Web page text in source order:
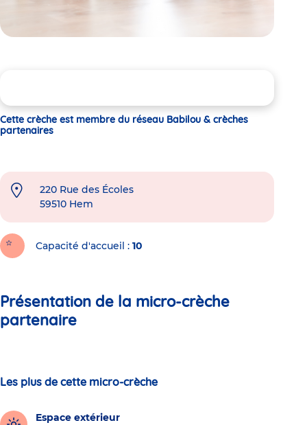
Cette crèche est membre du réseau Babilou & crèches
partenaires
220 Rue des Écoles
59510 Hem
Capacité d'accueil 10
Présentation de la micro-crèche
partenaire
Les plus de cette micro-crèche
Espace extérieur